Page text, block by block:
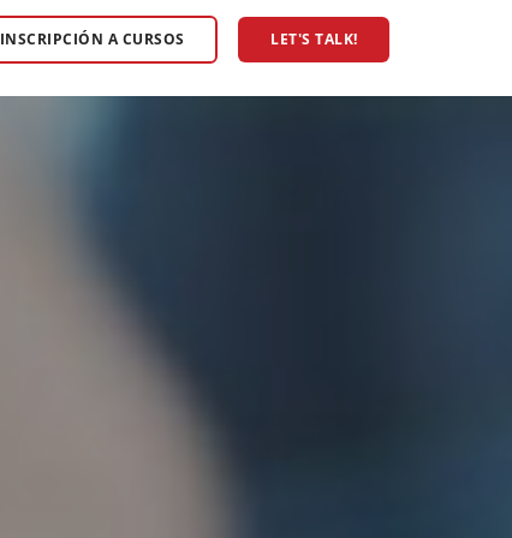
INSCRIPCIÓN A CURSOS LET'S TALK!